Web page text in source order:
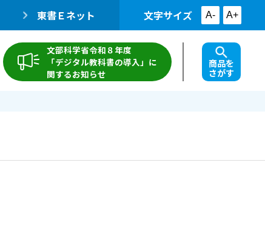
東書Ｅネット 文字サイズ A- A+
文部科学省令和８年度
「デジタル教科書の導入」に
関するお知らせ
商品を
さがす